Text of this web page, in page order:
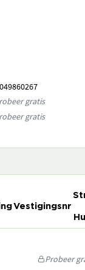
gratis
gratis
Vestigingsnr
Probeer